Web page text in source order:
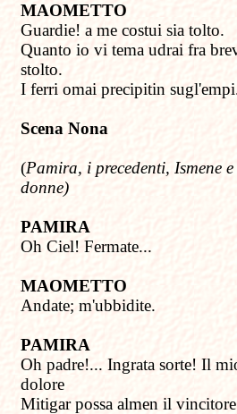
MAOMETTO
Guardie! a me costui sia tolto.
Quanto io vi tema udrai fra
stolto.
I ferri omai precipitin
Scena Nona
(Pamira, i precedenti, Ismene e
donne)
PAMIRA
Oh Ciel! Fermate...
MAOMETTO
Andate; m'ubbidite.
PAMIRA
Oh padre!... Ingrata sorte! Il
dolore
Mitigar possa almen il